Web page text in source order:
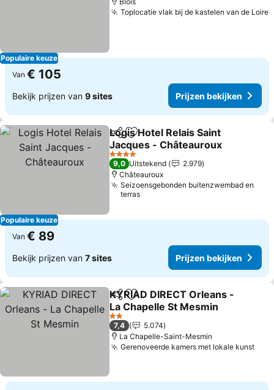
Populaire keuze
Toplocatie vlak bij de kastelen van de Loire
Van € 105
Bekijk prijzen van 9 sites Prijzen bekijken
Populaire keuze
DelenToevoegen aan favorieten
Logis Hotel Relais Saint
Jacques - Châteauroux
4 Sterren
9,0 Uitstekend
2.979
Châteauroux
Seizoensgebonden buitenzwembad en
terras
Van € 89
Bekijk prijzen van 7 sites Prijzen bekijken
DelenToevoegen aan favorieten
KYRIAD DIRECT Orleans -
La Chapelle St Mesmin
2 Sterren
7,4
5.074
La Chapelle-Saint-Mesmin
Gerenoveerde kamers met lokale kunst